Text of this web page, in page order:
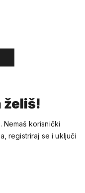
želiš!
Nemaš korisnički
registriraj se i uključi